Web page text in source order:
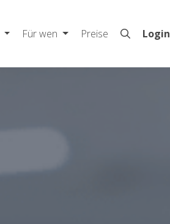
Für wen Preise Login